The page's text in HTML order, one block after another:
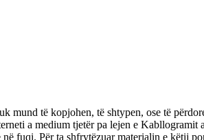
të kopjohen, të shtypen, ose të
a medium tjetër pa lejen e Kabllogramit
fuqi. Për ta shfrytëzuar materialin e këtij